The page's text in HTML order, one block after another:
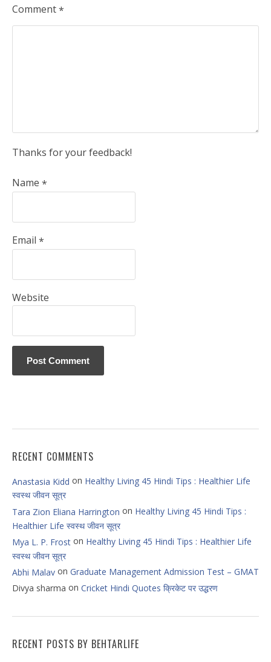
Comment*
Thanks for your feedback!
Name *
Email *
Website
RECENT COMMENTS
Anastasia Kidd on Healthy Living 45 Hindi Tips : Healthier Life
स्वस्थ जीवन सूत्र
Tara Zion Eliana Harrington on Healthy Living 45 Hindi Tips :
Healthier Life स्वस्थ जीवन सूत्र
Mya L. P. Frost on Healthy Living 45 Hindi Tips : Healthier Life
स्वस्थ जीवन सूत्र
Abhi Malav on Graduate Management Admission Test – GMAT
Divya sharma on Cricket Hindi Quotes क्रिकेट पर उद्धरण
RECENT POSTS BY BEHTARLIFE